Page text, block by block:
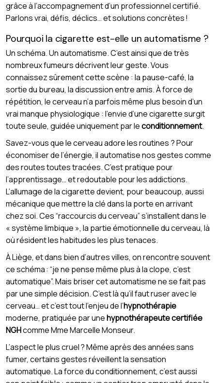
grâce à l’accompagnement d’un professionnel certifié.
Parlons vrai, défis, déclics… et solutions concrètes !
Pourquoi la cigarette est-elle un automatisme ?
Un schéma. Un automatisme. C’est ainsi que de très
nombreux fumeurs décrivent leur geste. Vous
connaissez sûrement cette scène : la pause-café, la
sortie du bureau, la discussion entre amis. À force de
répétition, le cerveau n’a parfois même plus besoin d’un
vrai manque physiologique : l’envie d’une cigarette surgit
toute seule, guidée uniquement par leconditionnement.
Savez-vous que le cerveau adore les routines ? Pour
économiser de l’énergie, il automatise nos gestes comme
des routes toutes tracées. C’est pratique pour
l’apprentissage… et redoutable pour les addictions.
L’allumage de la cigarette devient, pour beaucoup, aussi
mécanique que mettre la clé dans la porte en arrivant
chez soi. Ces “raccourcis du cerveau” s’installent dans le
« système limbique », la partie émotionnelle du cerveau, là
où résident les habitudes les plus tenaces.
À Liège, et dans bien d’autres villes, on rencontre souvent
ce schéma : “je ne pense même plus à la clope, c’est
automatique”. Mais briser cet automatisme ne se fait pas
par une simple décision. C’est là qu’il faut ruser avec le
cerveau… et c’est tout l’enjeu de l’hypnothérapie
moderne, pratiquée par unehypnothérapeute certifiée
NGHcomme Mme Marcelle Monseur.
L’aspect le plus cruel ? Même après des années sans
fumer, certains gestes réveillent la sensation
automatique. La force du conditionnement, c’est aussi